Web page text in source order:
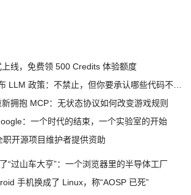
线，免费领 500 Credits 体验额度
拥抱 MCP：无状态协议如何改变游戏规则
：一个时代的结束，一个实验室的开始
开源项目维护者提供资助
“过山车大亨”：一个浏览器里的半导体工厂
手机换成了 Linux，称“AOSP 已死”